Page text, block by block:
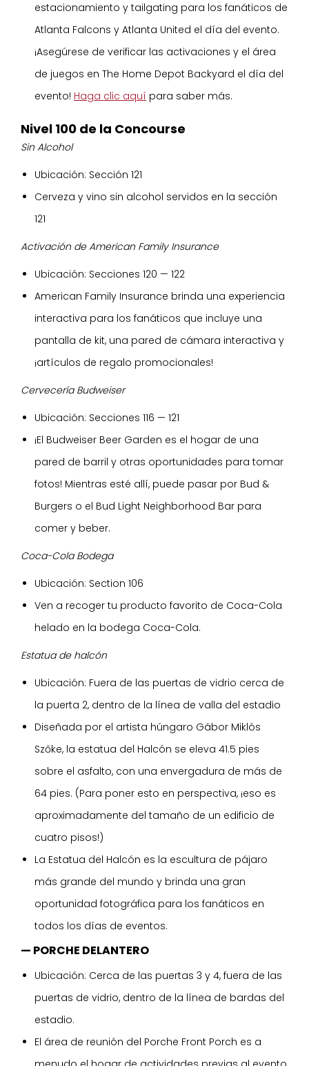
estacionamiento y tailgating para los fanáticos de
Atlanta Falcons y Atlanta United el día del evento.
¡Asegúrese de verificar las activaciones y el área
de juegos en The Home Depot Backyard el día del
evento! Haga clic aquí para saber más.
Nivel 100 de la Concourse
Sin Alcohol
Ubicación: Sección 121
Cerveza y vino sin alcohol servidos en la sección
121
Activación de American Family Insurance
Ubicación: Secciones 120 — 122
American Family Insurance brinda una experiencia
interactiva para los fanáticos que incluye una
pantalla de kit, una pared de cámara interactiva y
¡artículos de regalo promocionales!
Cervecería Budweiser
Ubicación: Secciones 116 — 121
¡El Budweiser Beer Garden es el hogar de una
pared de barril y otras oportunidades para tomar
fotos! Mientras esté allí, puede pasar por Bud &
Burgers o el Bud Light Neighborhood Bar para
comer y beber.
Coca-Cola Bodega
Ubicación: Section 106
Ven a recoger tu producto favorito de Coca-Cola
helado en la bodega Coca-Cola.
Estatua de halcón
Ubicación: Fuera de las puertas de vidrio cerca de
la puerta 2, dentro de la línea de valla del estadio
Diseñada por el artista húngaro Gábor Miklós
Szőke, la estatua del Halcón se eleva 41.5 pies
sobre el asfalto, con una envergadura de más de
64 pies. (Para poner esto en perspectiva, ¡eso es
aproximadamente del tamaño de un edificio de
cuatro pisos!)
La Estatua del Halcón es la escultura de pájaro
más grande del mundo y brinda una gran
oportunidad fotográfica para los fanáticos en
todos los días de eventos.
— PORCHE DELANTERO
Ubicación: Cerca de las puertas 3 y 4, fuera de las
puertas de vidrio, dentro de la línea de bardas del
estadio.
El área de reunión del Porche Front Porch es a